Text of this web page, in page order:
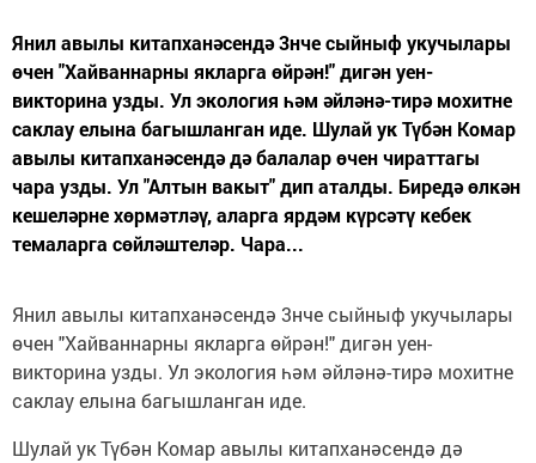
Янил авылы китапханәсендә 3нче сыйныф укучылары
өчен "Хайваннарны якларга өйрән!" дигән уен-
викторина узды. Ул экология һәм әйләнә-тирә мохитне
саклау елына багышланган иде. Шулай ук Түбән Комар
авылы китапханәсендә дә балалар өчен чираттагы
чара узды. Ул "Алтын вакыт" дип аталды. Биредә өлкән
кешеләрне хөрмәтләү, аларга ярдәм күрсәтү кебек
темаларга сөйләштеләр. Чара...
Янил авылы китапханәсендә 3нче сыйныф укучылары
өчен "Хайваннарны якларга өйрән!" дигән уен-
викторина узды. Ул экология һәм әйләнә-тирә мохитне
саклау елына багышланган иде.
Шулай ук Түбән Комар авылы китапханәсендә дә